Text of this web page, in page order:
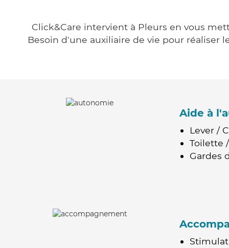
Click&Care intervient à Pleurs en vous
Besoin d'une auxiliaire de vie pour réaliser
Aide à
Lever /
Toilette
Gardes